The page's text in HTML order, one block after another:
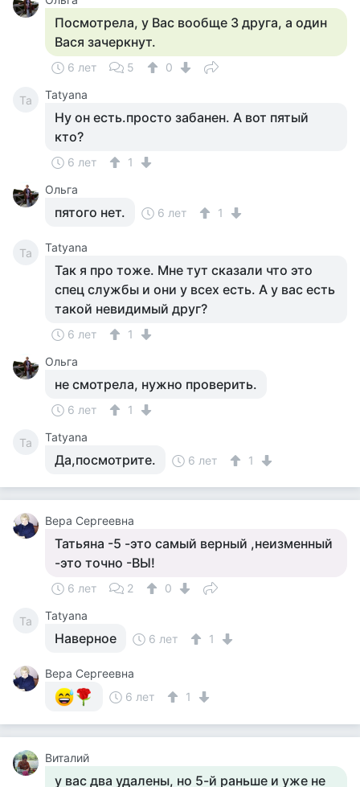
Посмотрела, у Вас вообще 3 друга, а один
Вася зачеркнут.
6 лет 5 0
Ta Tatyana
Ну он есть.просто забанен. А вот пятый
кто?
6 лет
1
Ольга
пятого нет. 6 лет 1
Ta Tatyana
Так я про тоже. Мне тут сказали что это
спец службы и они у всех есть. А у вас есть
такой невидимый друг?
6 лет
1
Ольга
не смотрела, нужно проверить.
6 лет 1
Ta Tatyana
Да,посмотрите. 6 лет 1
Вера Сергеевна
Татьяна -5 -это самый верный ,неизменный
-это точно -ВЫ!
6 лет 2 0
Ta Tatyana
Наверное 6 лет 1
Вера Сергеевна
6 лет
1
Виталий
у вас два удалены, но 5-й раньше и уже не